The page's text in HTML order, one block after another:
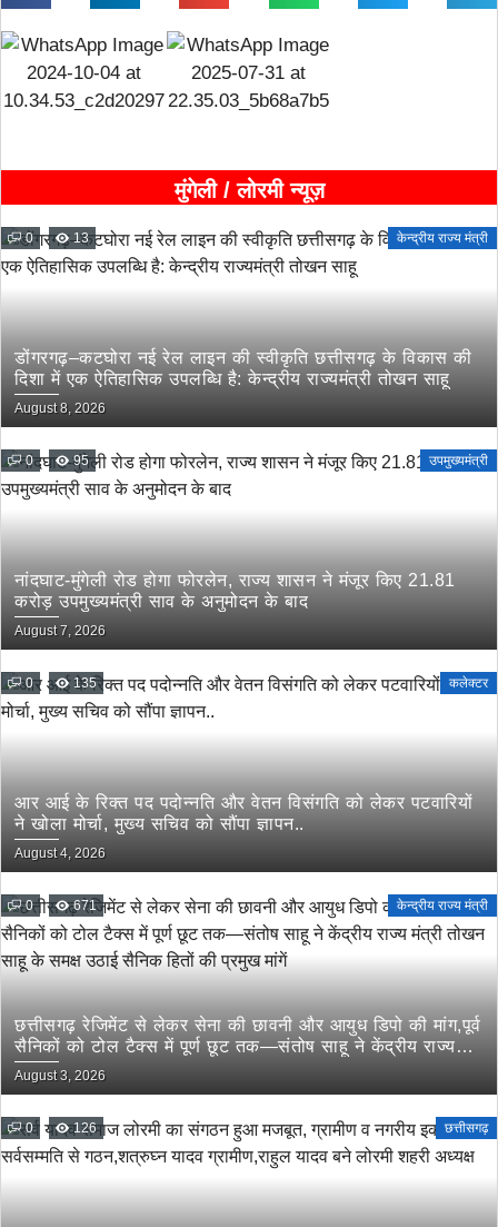
मुंगेली / लोरमी न्यूज़
0 13 केन्द्रीय राज्य मंत्री
डोंगरगढ़–कटघोरा नई रेल लाइन की स्वीकृति छत्तीसगढ़ के विकास की
दिशा में एक ऐतिहासिक उपलब्धि है: केन्द्रीय राज्यमंत्री तोखन साहू
August 8, 2026
0 95 उपमुख्यमंत्री
नांदघाट-मुंगेली रोड होगा फोरलेन, राज्य शासन ने मंजूर किए 21.81
करोड़ उपमुख्यमंत्री साव के अनुमोदन के बाद
August 7, 2026
0 135 कलेक्टर
आर आई के रिक्त पद पदोन्नति और वेतन विसंगति को लेकर पटवारियों
ने खोला मोर्चा, मुख्य सचिव को सौंपा ज्ञापन..
August 4, 2026
0 671 केन्द्रीय राज्य मंत्री
छत्तीसगढ़ रेजिमेंट से लेकर सेना की छावनी और आयुध डिपो की मांग,पूर्व
सैनिकों को टोल टैक्स में पूर्ण छूट तक—संतोष साहू ने केंद्रीय राज्य
मंत्री तोखन साहू के समक्ष उठाई सैनिक हितों की प्रमुख मांगें
August 3, 2026
0 126 छत्तीसगढ़